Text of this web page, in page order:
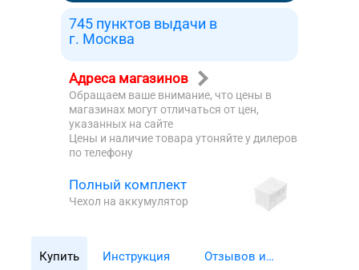
745 пунктов выдачи в
г. Москва
Адреса магазинов
Обращаем ваше внимание, что цены в
магазинах могут отличаться от цен,
указанных на сайте
Цены и наличие товара утоняйте у дилеров
по телефону
Полный комплект
Чехол на аккумулятор
Купить Инструкция
Отзывов и